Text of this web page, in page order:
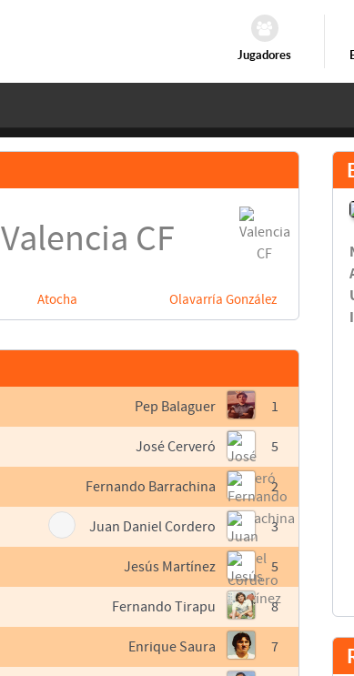
Jugadores
Valencia CF
Atocha Olavarría González
1
Pep Balaguer
5
José Cerveró
2
Fernando Barrachina
3
Juan Daniel Cordero
5
Jesús Martínez
8
Fernando Tirapu
7
Enrique Saura